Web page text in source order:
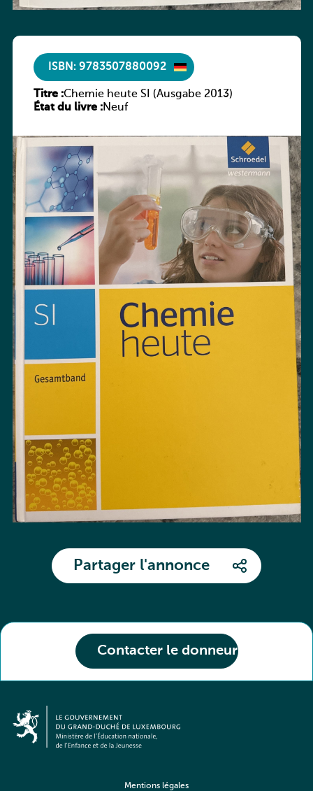
Contacter le donneur
ISBN: 9783507880092
Titre :Chemie heute SI (Ausgabe 2013)
État du livre :Neuf
Partager l'annonce
Mentions légales